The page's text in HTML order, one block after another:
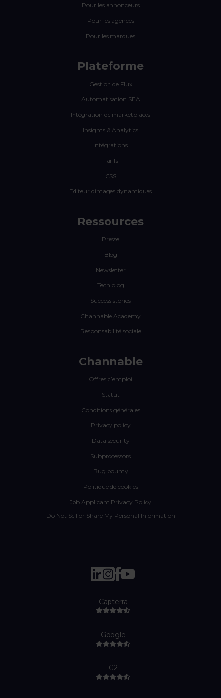
Pour les annonceurs
Pour les agences
Pour les marques
Plateforme
Gestion de Flux
Automatisation SEA
Intégration de marketplaces
Insights & Analytics
Intégrations
Tarifs
CSS
Editeur dimages dynamiques
Ressources
Presse
Blog
Newsletter
Tech blog
Success stories
Channable Academy
Responsabilité sociale
Channable
Offres d’emploi
Statut
Conditions générales
Privacy policy
Data security
Subprocessors
Bug bounty
Politique de cookies
Job Applicant Privacy Policy
Do Not Sell or Share My Personal Information
Capterra
Google
G2